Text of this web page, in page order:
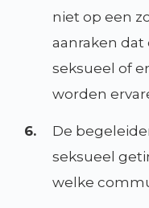
niet op een
aanraken dat
seksueel of
worden
6.
De
seksueel
welke